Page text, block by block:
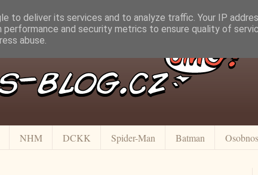
NHM DCKK Spider-Man Batman
to deliver its services and to analyze traffic. Your IP
performance and security metrics to ensure quality of
abuse.